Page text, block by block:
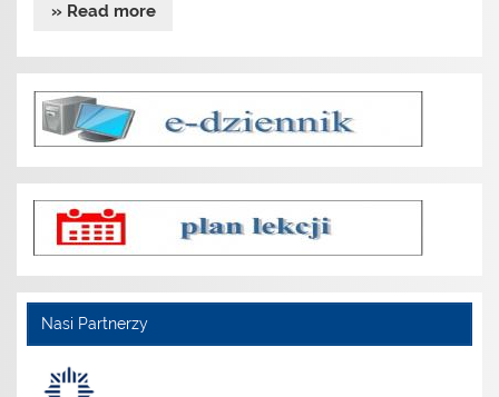
» Read more
Nasi Partnerzy